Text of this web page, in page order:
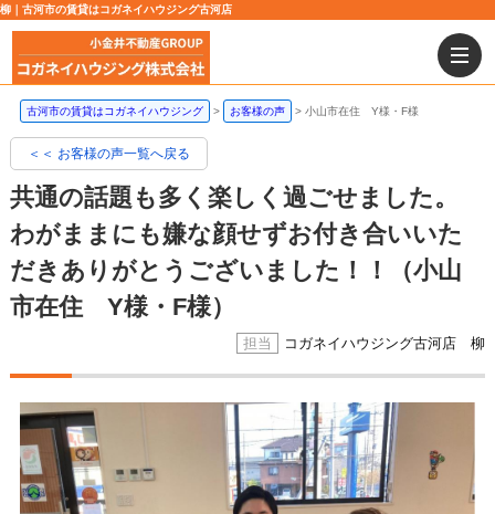
柳｜古河市の賃貸はコガネイハウジング古河店
古河市の賃貸はコガネイハウジング お客様の声 小山市在住 Y様・F様
＜＜ お客様の声一覧へ戻る
共通の話題も多く楽しく過ごせました。
わがままにも嫌な顔せずお付き合いいた
だきありがとうございました！！（小山
市在住 Y様・F様）
コガネイハウジング古河店 柳